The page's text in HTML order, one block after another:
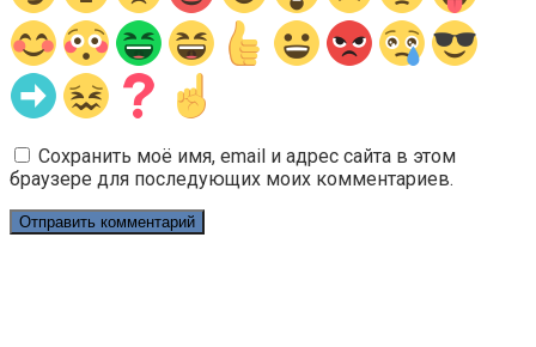
Сохранить моё имя, email и адрес сайта в этом
браузере для последующих моих комментариев.